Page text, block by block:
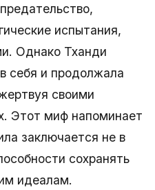
испытания,
Однако Тханди
себя и продолжала
своими
Этот миф напоминает
заключается не в
сохранять
идеалам.